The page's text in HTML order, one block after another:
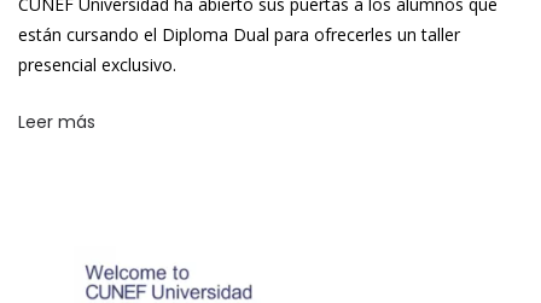
están cursando el Diploma Dual para ofrecerles un taller
presencial exclusivo.
Leer más